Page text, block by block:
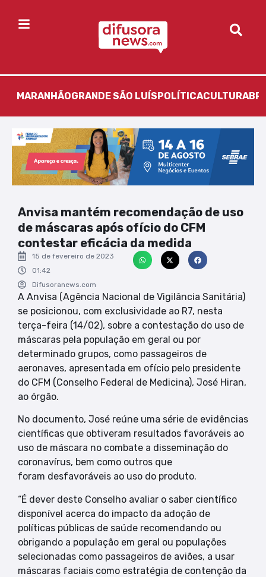
MARANHÃOGRANDE SÃO LUÍS POLÍTICACULTURA
Anvisa mantém recomendação de uso
de máscaras após ofício do CFM
contestar eficácia da medida
15 de fevereiro de 2023
01:42
Difusoranews.com
A Anvisa (Agência Nacional de Vigilância Sanitária)
se posicionou, com exclusividade ao R7, nesta
terça-feira (14/02), sobre a contestação do uso de
máscaras pela população em geral ou por
determinado grupos, como passageiros de
aeronaves, apresentada em ofício pelo presidente
do CFM (Conselho Federal de Medicina), José Hiran,
ao órgão.
No documento, José reúne uma série de evidências
científicas que obtiveram resultados favoráveis ao
uso de máscara no combate a disseminação do
coronavírus, bem como outros que
foram desfavoráveis ao uso do produto.
“É dever deste Conselho avaliar o saber científico
disponível acerca do impacto da adoção de
políticas públicas de saúde recomendando ou
obrigando a população em geral ou populações
selecionadas como passageiros de aviões, a usar
máscaras faciais como estratégia de contenção da